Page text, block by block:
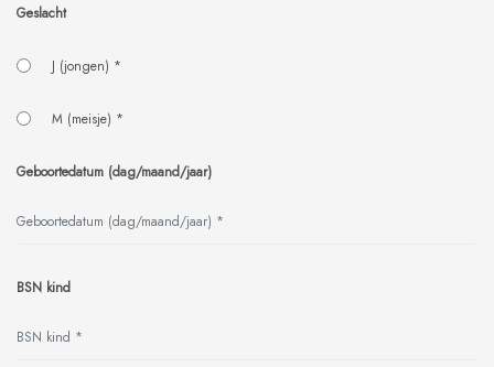
Geslacht
J (jongen) *
M (meisje) *
Geboortedatum (dag/maand/jaar)
BSN kind